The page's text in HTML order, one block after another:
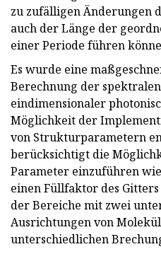
zu zufälligen Änderungen
auch der Länge der
einer Periode führen
Es wurde eine
Berechnung der
eindimensionaler
Möglichkeit der
von Strukturparametern
berücksichtigt die
Parameter einzuführen
einen Füllfaktor des
der Bereiche mit zwei
Ausrichtungen von
unterschiedlichen